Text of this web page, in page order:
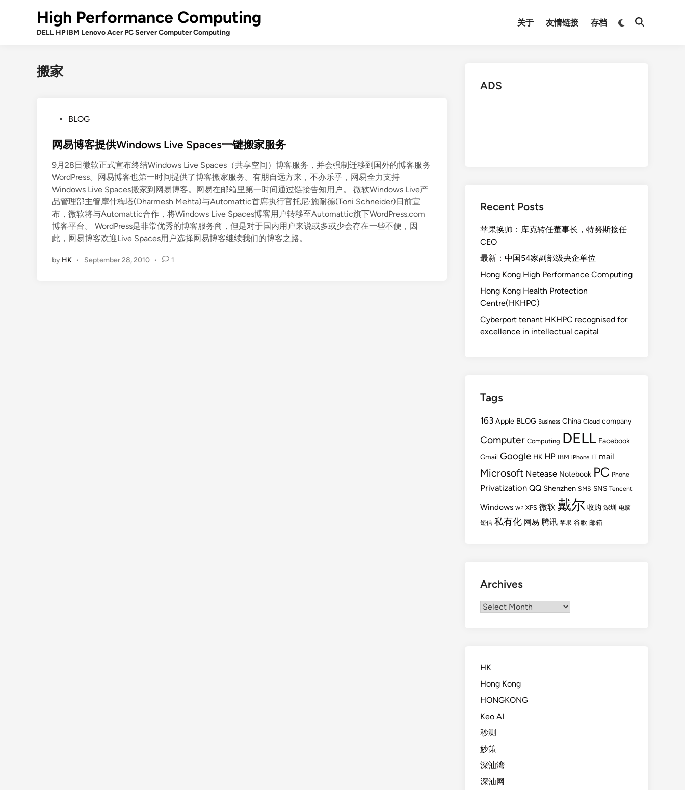
High Performance Computing
DELL HP IBM Lenovo Acer PC Server Computer Computing
关于 友情链接 存档
Switch
Open
搬家
s
e
d
i
n
BLOG
网易博客提供Windows Live Spaces一键搬家服务
9月28日微软正式宣布终结Windows Live Spaces（共享空间）博客服务，并会强制迁移到国外的博客服务
WordPress。网易博客也第一时间提供了博客搬家服务。有朋自远方来，不亦乐乎，网易全力支持
Windows Live Spaces搬家到网易博客。网易在邮箱里第一时间通过链接告知用户。 微软Windows Live产
品管理部主管摩什梅塔(Dharmesh Mehta)与Automattic首席执行官托尼·施耐德(Toni Schneider)日前宣
布，微软将与Automattic合作，将Windows Live Spaces博客用户转移至Automattic旗下WordPress.com
博客平台。 WordPress是非常优秀的博客服务商，但是对于国内用户来说或多或少会存在一些不便，因
此，网易博客欢迎Live Spaces用户选择网易博客继续我们的博客之路。
by HK • September 28, 2010 • 1
ADS
Recent Posts
苹果换帅：库克转任董事长，特努斯接任
CEO
最新：中国54家副部级央企单位
Hong Kong High Performance Computing
Hong Kong Health Protection
Centre(HKHPC)
Cyberport tenant HKHPC recognised for
excellence in intellectual capital
Tags
163 Apple BLOG Business China Cloud company
Computer Computing DELL Facebook
Gmail Google HK HP IBM iPhone IT mail
Microsoft Netease Notebook PC Phone
Privatization QQ Shenzhen SMS SNS Tencent
Windows WP XPS 微软 戴尔 收购 深圳 电脑
短信 私有化 网易 腾讯 苹果 谷歌 邮箱
Archives
Archives
HK
Hong Kong
HONGKONG
Keo AI
秒测
妙策
深汕湾
深汕网